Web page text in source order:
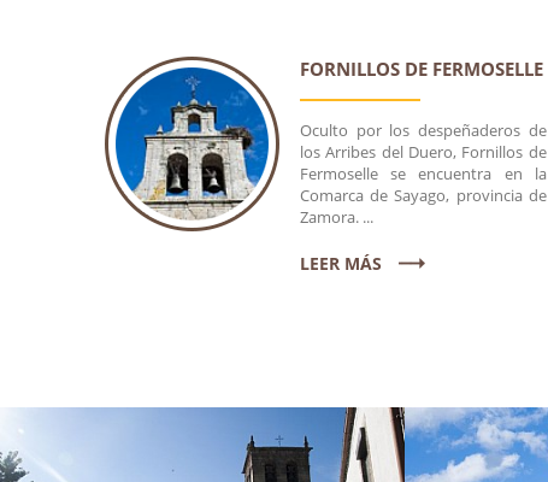
FORNILLOS DE FERMOSELLE
Oculto por los despeñaderos de
los Arribes del Duero, Fornillos de
Fermoselle se encuentra en la
Comarca de Sayago, provincia de
Zamora. ...
LEER MÁS